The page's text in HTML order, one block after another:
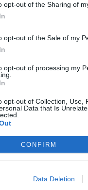
opt-out of the Sharing of
opt-out of the Sale of my
opt-out of processing my
opt-out of Collection, Use,
Data that Is
CONFIRM
Data Deletion
nas do preferowanych
W
M1
pl. Wilsona.